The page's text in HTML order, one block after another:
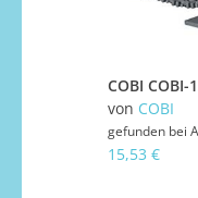
von COBI
gefunden bei
15,53 €